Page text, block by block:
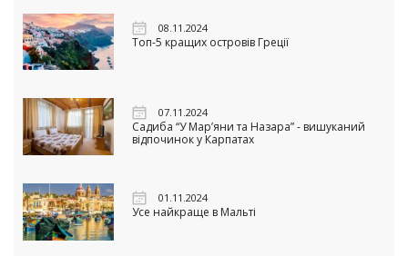
08.11.2024
Топ-5 кращих островів Греції
07.11.2024
Садиба “У Мар’яни та Назара” - вишуканий
відпочинок у Карпатах
01.11.2024
Усе найкраще в Мальті